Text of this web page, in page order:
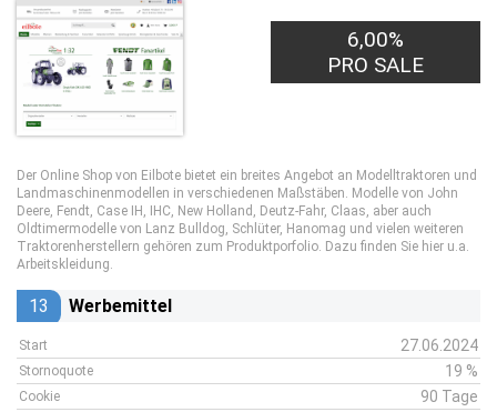
6,00%
PRO SALE
Der Online Shop von Eilbote bietet ein breites Angebot an Modelltraktoren und
Landmaschinenmodellen in verschiedenen Maßstäben. Modelle von John
Deere, Fendt, Case IH, IHC, New Holland, Deutz-Fahr, Claas, aber auch
Oldtimermodelle von Lanz Bulldog, Schlüter, Hanomag und vielen weiteren
Traktorenherstellern gehören zum Produktporfolio. Dazu finden Sie hier u.a.
Arbeitskleidung.
13 Werbemittel
Start 27.06.2024
Stornoquote 19 %
Cookie 90 Tage